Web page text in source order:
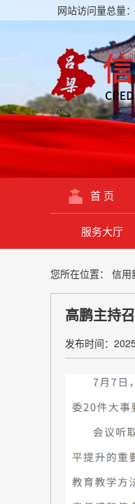
网站访问量总量：
首 页
服务大厅
您所在位置： 信用
高鹏主持
发布时间：